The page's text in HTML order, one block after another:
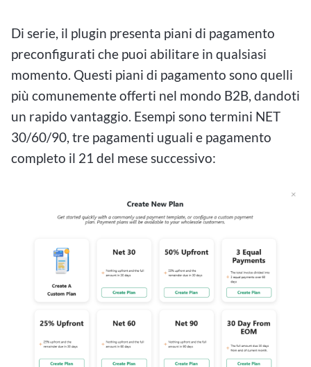
Di serie, il plugin presenta piani di pagamento
preconfigurati che puoi abilitare in qualsiasi
momento. Questi piani di pagamento sono quelli
più comunemente offerti nel mondo B2B, dandoti
un rapido vantaggio. Esempi sono termini NET
30/60/90, tre pagamenti uguali e pagamento
completo il 21 del mese successivo: